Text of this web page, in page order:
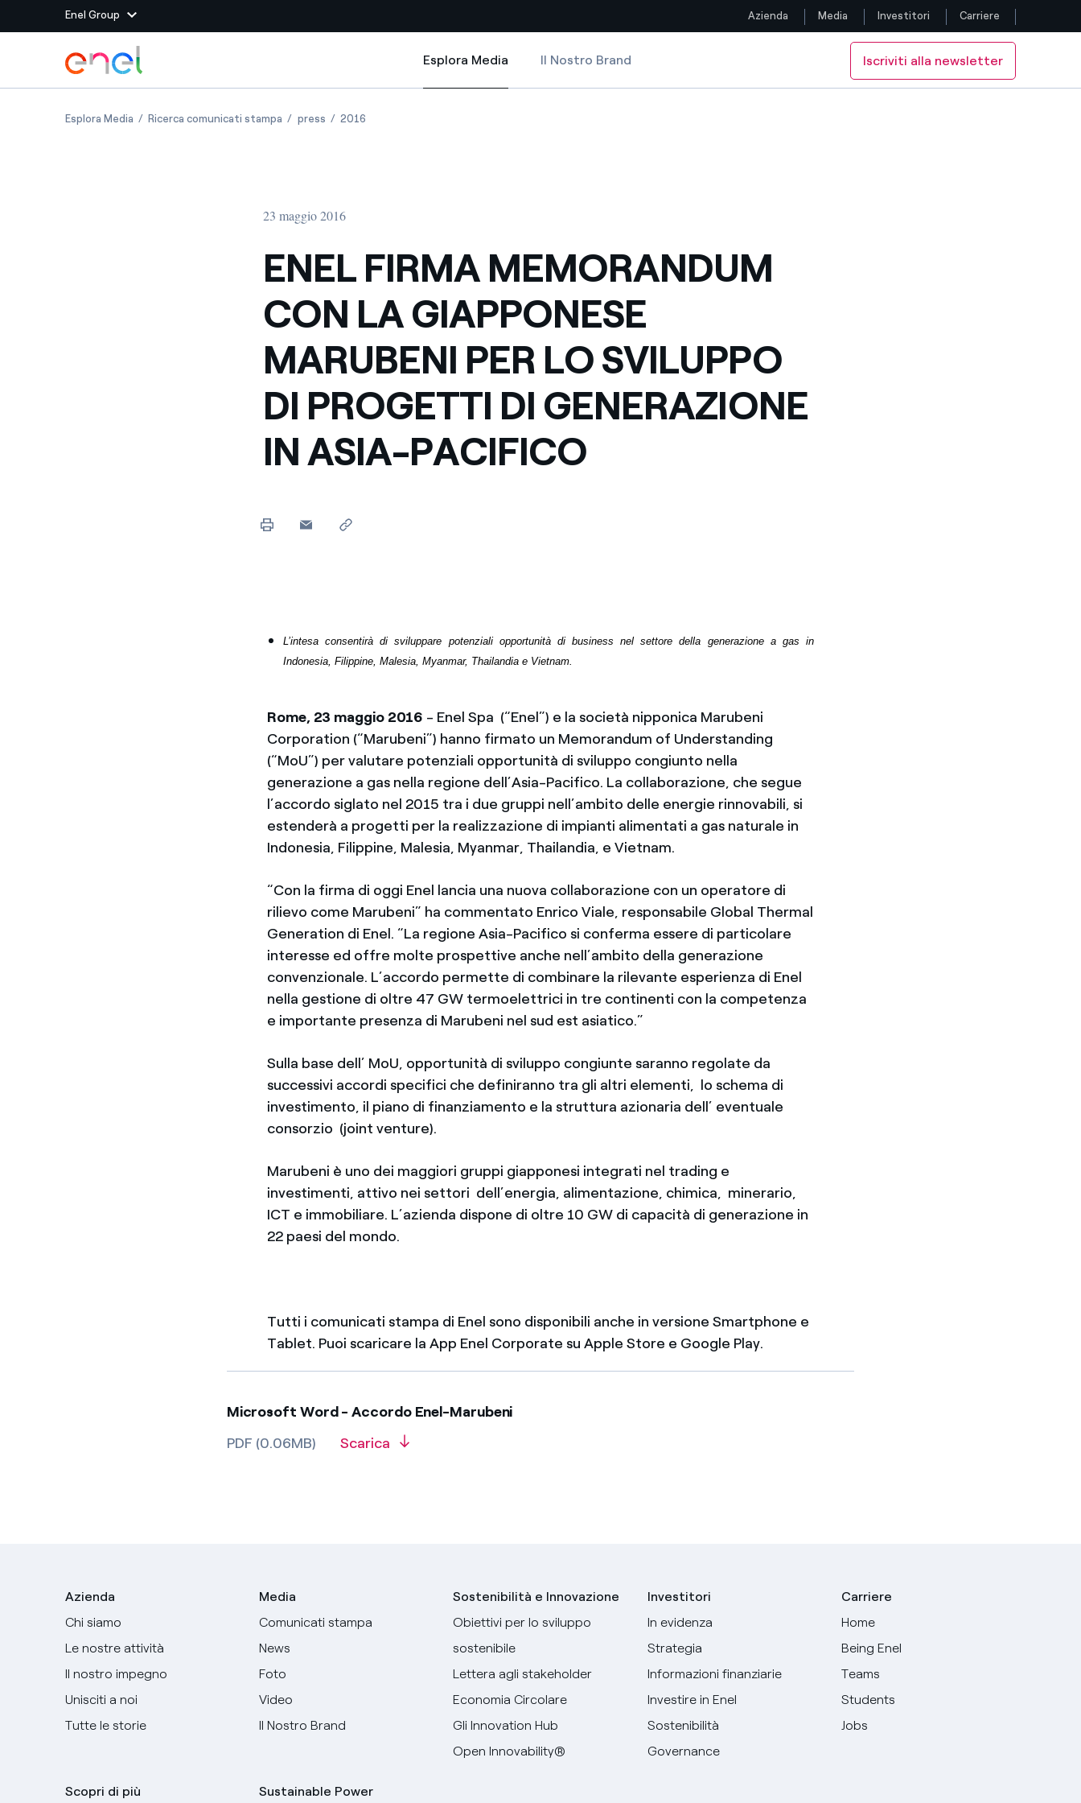
Enel Group
Siti del Gruppo
Enel Green Power Produciamo energia pulita da fonti rinnovabili
Massimizziamo la creazione di valore grazie al
rapporto con i nostri fornitori
energia pulita
Il canale dove segnalare violazioni delle nostre policy
Siti Paese
Colombia
Iberia
Italia
Nord America
Seguici
Vai al contenuto principale
Azienda Media Investitori Carriere
Esplora Media
Esplora Media
Il Nostro Brand Iscriviti alla newsletter
Esplora MediaENEL FIRMA MEMORANDUM CON LA GIAPPONESE MARUBENI PER LO SVILUPPO DI PROGETTI DI GENERAZIONE IN ASIA-PACIFICO
Ricerca comunicati stampa ENEL FIRMA MEMORANDUM CON LA GIAPPONESE MARUBENI PER LO SVILUPPO DI PROGETTI DI GENERAZIONE IN ASIA-PACIFICO
pressENEL FIRMA MEMORANDUM CON LA GIAPPONESE MARUBENI PER LO SVILUPPO DI PROGETTI DI GENERAZIONE IN ASIA-PACIFICO
2016
23 maggio 2016
ENEL FIRMA MEMORANDUM
CON LA GIAPPONESE
MARUBENI PER LO SVILUPPO
DI PROGETTI DI GENERAZIONE
IN ASIA-PACIFICO
L’intesa consentirà di sviluppare potenziali opportunità di business nel settore della generazione a gas in
Indonesia, Filippine, Malesia, Myanmar, Thailandia e Vietnam.
Rome, 23 maggio 2016 - Enel Spa (“Enel”) e la società nipponica Marubeni
Corporation (“Marubeni”) hanno firmato un Memorandum of Understanding
(“MoU”) per valutare potenziali opportunità di sviluppo congiunto nella
generazione a gas nella regione dell’Asia-Pacifico. La collaborazione, che segue
l’accordo siglato nel 2015 tra i due gruppi nell’ambito delle energie rinnovabili, si
estenderà a progetti per la realizzazione di impianti alimentati a gas naturale in
Indonesia, Filippine, Malesia, Myanmar, Thailandia, e Vietnam.
“Con la firma di oggi Enel lancia una nuova collaborazione con un operatore di
rilievo come Marubeni” ha commentato Enrico Viale, responsabile Global Thermal
Generation di Enel. “La regione Asia-Pacifico si conferma essere di particolare
interesse ed offre molte prospettive anche nell’ambito della generazione
convenzionale. L’accordo permette di combinare la rilevante esperienza di Enel
nella gestione di oltre 47 GW termoelettrici in tre continenti con la competenza
e importante presenza di Marubeni nel sud est asiatico.”
Sulla base dell’ MoU, opportunità di sviluppo congiunte saranno regolate da
successivi accordi specifici che definiranno tra gli altri elementi, lo schema di
investimento, il piano di finanziamento e la struttura azionaria dell’ eventuale
consorzio (joint venture).
Marubeni è uno dei maggiori gruppi giapponesi integrati nel trading e
investimenti, attivo nei settori dell’energia, alimentazione, chimica, minerario,
ICT e immobiliare. L’azienda dispone di oltre 10 GW di capacità di generazione in
22 paesi del mondo.
Tutti i comunicati stampa di Enel sono disponibili anche in versione Smartphone e
Tablet. Puoi scaricare la App Enel Corporate su Apple Store e Google Play.
Microsoft Word - Accordo Enel-Marubeni
PDF (0.06MB)
Scarica
Azienda
Chi siamo
Le nostre attività
Il nostro impegno
Unisciti a noi
Tutte le storie
Scopri di più
Media
Comunicati stampa
News
Foto
Video
Il Nostro Brand
Sustainable Power
Sostenibilità e Innovazione
Obiettivi per lo sviluppo
sostenibile
Lettera agli stakeholder
Economia Circolare
Gli Innovation Hub
Open Innovability®
Investitori
In evidenza
Strategia
Informazioni finanziarie
Investire in Enel
Sostenibilità
Governance
Carriere
Home
Being Enel
Teams
Students
Jobs